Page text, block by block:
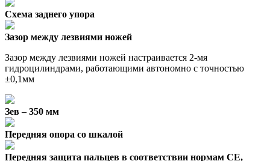
Схема заднего упора
Зазор между лезвиями ножей
Зазор между лезвиями ножей настраивается 2-мя
гидроцилиндрами, работающими автономно с точностью
±0,1мм
Зев – 350 мм
Передняя опора со шкалой
Передняя защита пальцев в соответствии нормам CE,